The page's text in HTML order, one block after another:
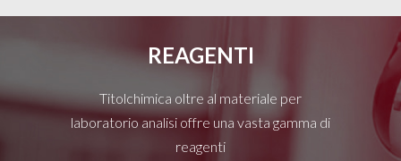
REAGENTI
Titolchimica oltre al materiale per
laboratorio analisi offre una vasta gamma di
reagenti